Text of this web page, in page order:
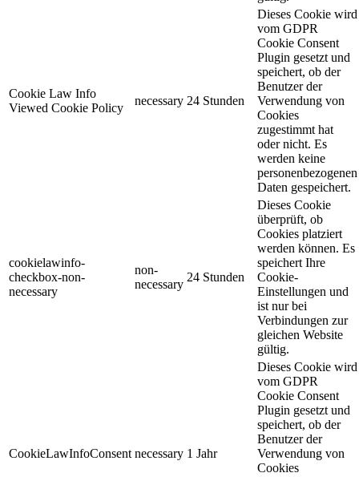
Cookie Law Info
Viewed Cookie Policy
necessary 24 Stunden
Dieses Cookie wird
vom GDPR
Cookie Consent
Plugin gesetzt und
speichert, ob der
Benutzer der
Verwendung von
Cookies
zugestimmt hat
oder nicht. Es
werden keine
personenbezogenen
Daten gespeichert.
cookielawinfo-
checkbox-non-
necessary
non-
necessary
24 Stunden
Dieses Cookie
überprüft, ob
Cookies platziert
werden können. Es
speichert Ihre
Cookie-
Einstellungen und
ist nur bei
Verbindungen zur
gleichen Website
gültig.
CookieLawInfoConsent necessary 1 Jahr
Dieses Cookie wird
vom GDPR
Cookie Consent
Plugin gesetzt und
speichert, ob der
Benutzer der
Verwendung von
Cookies